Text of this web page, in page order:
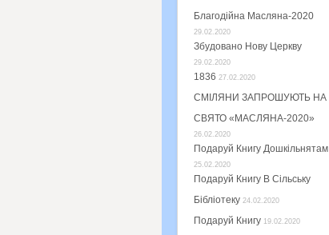
Благодійна Масляна-2020
29.02.2020
Збудовано Нову Церкву
29.02.2020
1836 27.02.2020
СМІЛЯНИ ЗАПРОШУЮТЬ НА
СВЯТО «МАСЛЯНА-2020»
26.02.2020
Подаруй Книгу Дошкільнятам
25.02.2020
Подаруй Книгу В Сільську
Бібліотеку 24.02.2020
Подаруй Книгу 19.02.2020